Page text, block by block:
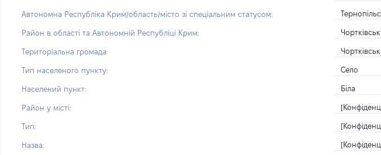
Автономна Республіка Крим/область/місто зі спеціальним статусом:
Район в області та Автономній Республіці Крим:
Територіальна громада:
Тип населеного пункту: Село
Населений пункт: Біла
Район у місті:
Тип:
Назва: